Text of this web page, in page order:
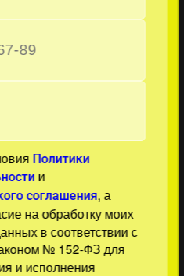
Политики
и
соглашения, а
на обработку моих
в соответствии с
№ 152-ФЗ для
и исполнения